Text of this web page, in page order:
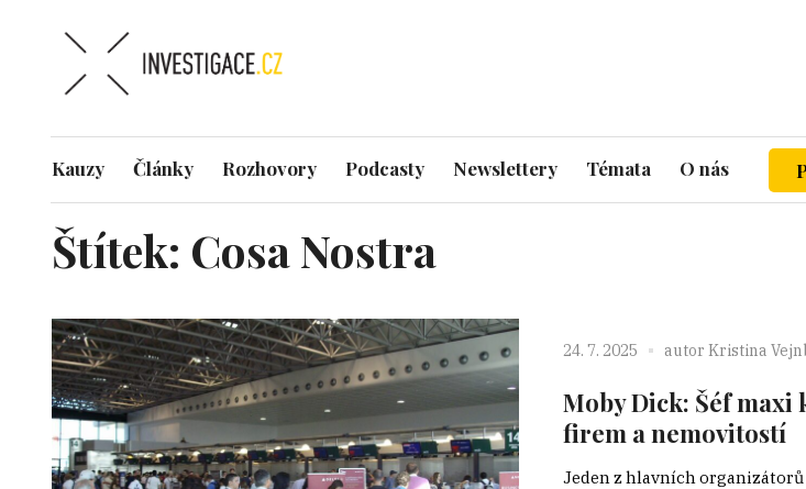
Kauzy Články Rozhovory Podcasty Newslettery Témata O nás
Štítek: Cosa Nostra
24. 7. 2025 autor Kristina
Moby Dick: Šéf maxi
firem a nemovitostí
Jeden z hlavních